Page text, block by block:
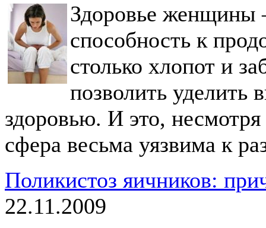
Здоровье женщины
способность к
столько хлопот и
позволить уделить
здоровью. И это,
сфера весьма уязвима к
Поликистоз яичников:
22.11.2009